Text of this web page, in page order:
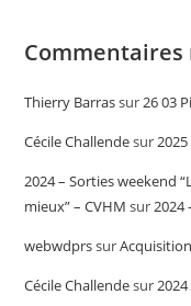
Commentaires
Thierry Barrassur26 03
Cécile Challendesur
2024 – Sorties weekend
mieux” – CVHM sur2024
webwdprssur
Cécile Challendesur